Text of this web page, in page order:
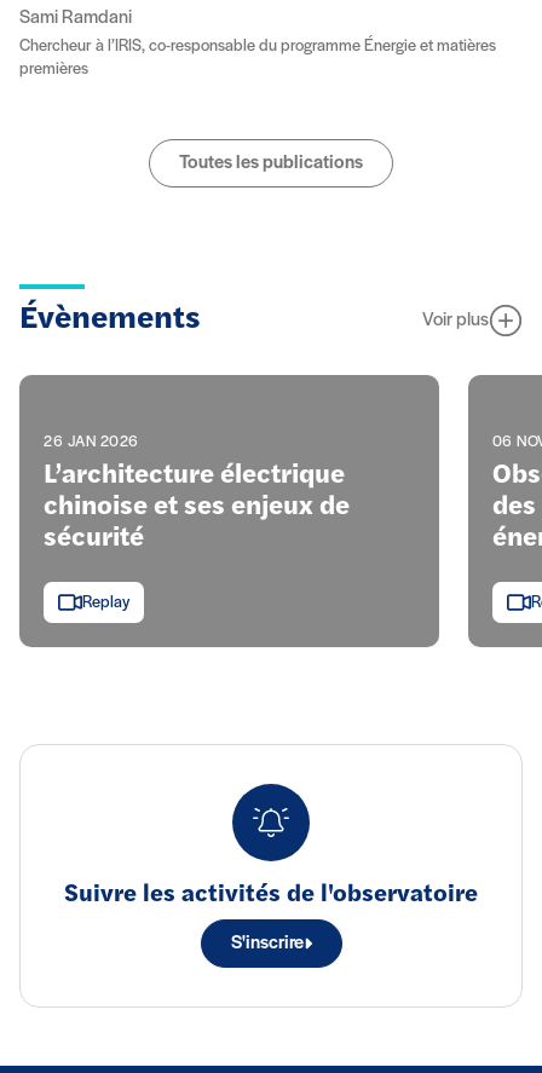
Sami Ramdani
Chercheur à l’IRIS, co-responsable du programme Énergie et matières
premières
Toutes les publications
Évènements Voir plus
26 JAN 2026
L’architecture électrique
chinoise et ses enjeux de
sécurité
Replay
06
Suivre les activités de l'observatoire
S'inscrire